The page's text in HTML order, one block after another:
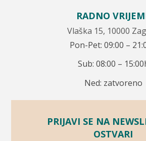
RADNO
Vlaška 15, 10000
Pon-Pet: 09:00 –
Sub: 08:00 –
Ned: zatvoreno
PRIJAVI SE NA
OSTVARI